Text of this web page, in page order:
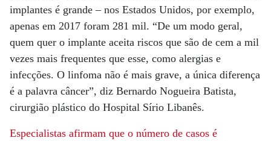
implantes é grande – nos Estados Unidos, por exemplo,
apenas em 2017 foram 281 mil. “De um modo geral,
quem quer o implante aceita riscos que são de cem a mil
vezes mais frequentes que esse, como alergias e
infecções. O linfoma não é mais grave, a única diferença
é a palavra câncer”, diz Bernardo Nogueira Batista,
cirurgião plástico do Hospital Sírio Libanês.
Especialistas afirmam que o número de casos é